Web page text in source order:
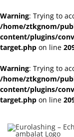
Warning: Trying to
/home/ztkgnom/
content/plugins/
target.php on line
Warning: Trying to
/home/ztkgnom/
content/plugins/
target.php on line
content